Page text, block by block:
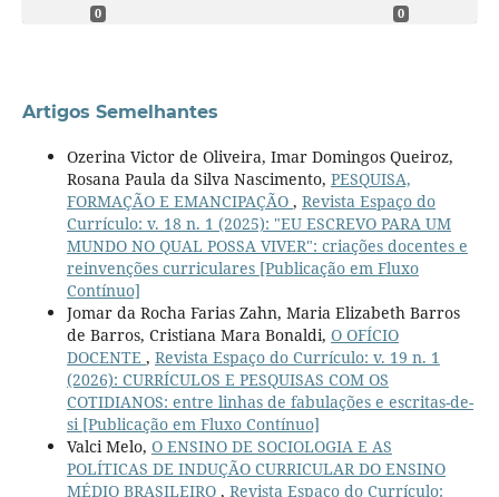
0 0
Artigos Semelhantes
Ozerina Victor de Oliveira, Imar Domingos Queiroz,
Rosana Paula da Silva Nascimento, PESQUISA,
FORMAÇÃO E EMANCIPAÇÃO , Revista Espaço do
Currículo: v. 18 n. 1 (2025): "EU ESCREVO PARA UM
MUNDO NO QUAL POSSA VIVER": criações docentes e
reinvenções curriculares [Publicação em Fluxo
Contínuo]
Jomar da Rocha Farias Zahn, Maria Elizabeth Barros
de Barros, Cristiana Mara Bonaldi, O OFÍCIO
DOCENTE , Revista Espaço do Currículo: v. 19 n. 1
(2026): CURRÍCULOS E PESQUISAS COM OS
COTIDIANOS: entre linhas de fabulações e escritas-de-
si [Publicação em Fluxo Contínuo]
Valci Melo, O ENSINO DE SOCIOLOGIA E AS
POLÍTICAS DE INDUÇÃO CURRICULAR DO ENSINO
MÉDIO BRASILEIRO , Revista Espaço do Currículo: